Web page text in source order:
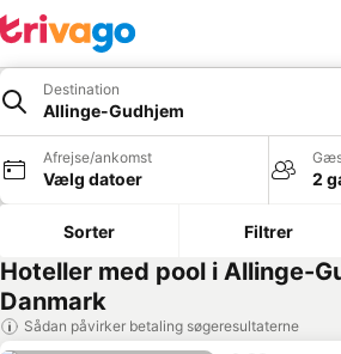
Destination
Allinge-Gudhjem
Afrejse/ankomst
Vælg datoer 2
Sorter Filtrer
Hoteller med pool i Allinge-
Danmark
Sådan påvirker betaling søgeresultaterne